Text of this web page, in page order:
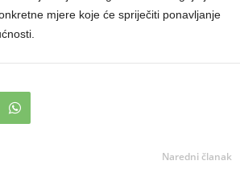
mjere koje će spriječiti ponavljanje
Naredni članak